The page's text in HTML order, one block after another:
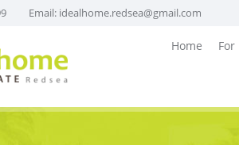
Email: idealhome.redsea@gmail.com
Home For